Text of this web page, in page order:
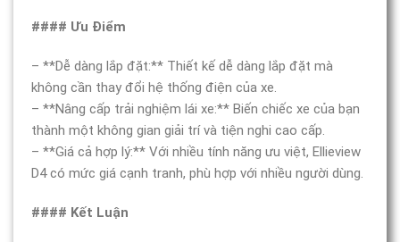
#### Ưu Điểm
– **Dễ dàng lắp đặt:** Thiết kế dễ dàng lắp đặt mà
không cần thay đổi hệ thống điện của xe.
– **Nâng cấp trải nghiệm lái xe:** Biến chiếc xe của bạn
thành một không gian giải trí và tiện nghi cao cấp.
– **Giá cả hợp lý:** Với nhiều tính năng ưu việt, Ellieview
D4 có mức giá cạnh tranh, phù hợp với nhiều người dùng.
#### Kết Luận